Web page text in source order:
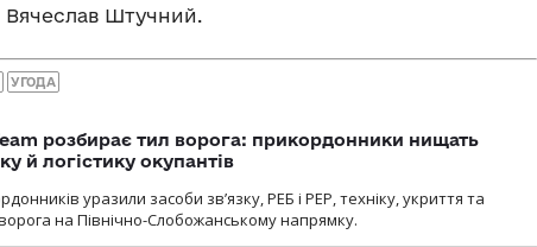
Вячеслав Штучний.
УГОДА
розбирає тил ворога: прикордонники нищать
й логістику окупантів
уразили засоби зв’язку, РЕБ і РЕР, техніку, укриття та
на Північно-Слобожанському напрямку.